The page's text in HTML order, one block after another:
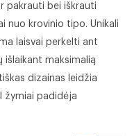
pakrauti bei iškrauti
nuo krovinio tipo. Unikali
laisvai perkelti ant
maksimalią
dizainas leidžia
žymiai padidėja